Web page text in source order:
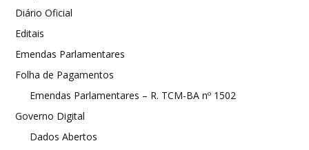
Diário Oficial
Editais
Emendas Parlamentares
Folha de Pagamentos
Emendas Parlamentares – R. TCM-BA nº 1502
Governo Digital
Dados Abertos